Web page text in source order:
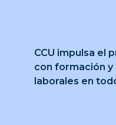
CCU impulsa el
con formación
laborales en